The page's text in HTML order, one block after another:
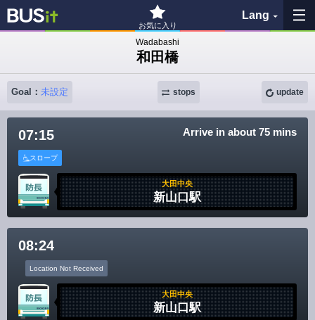
お気に入り
Lang
My Favorites
See the map
Search bus stop
各バス会社リンク先
Disclaimer
Wadabashi
和田橋
Goal： 未設定 update
stops
07:15 Arrive in about 75 mins
スロープ
大田中央
新山口駅
08:24
Location Not Received
大田中央
新山口駅